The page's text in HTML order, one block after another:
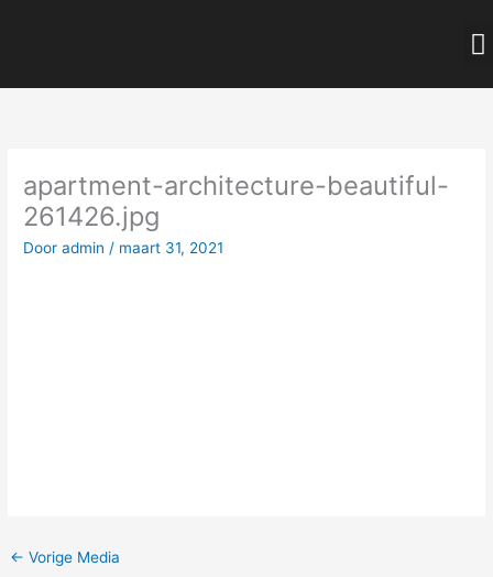
apartment-architecture-beautiful-
261426.jpg
Dooradmin / maart 31, 2021
← Vorige Media